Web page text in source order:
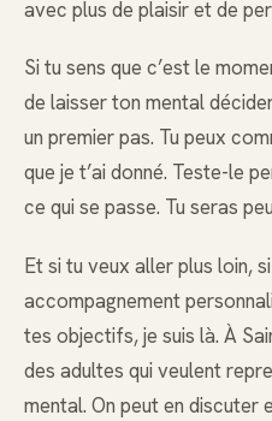
avec plus de plaisir et de
Si tu sens que c’est le
de laisser ton mental
un premier pas. Tu peux
que je t’ai donné. Teste-le
ce qui se passe. Tu seras
Et si tu veux aller plus loin,
accompagnement
tes objectifs, je suis là. À
des adultes qui veulent
mental. On peut en discuter